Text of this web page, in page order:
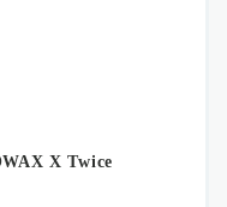
X Twice